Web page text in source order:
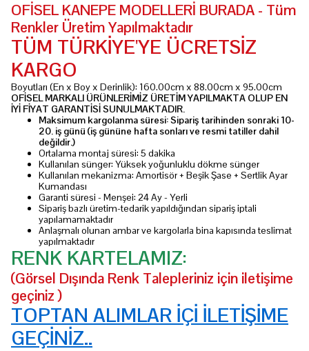
OFİSEL KANEPE MODELLERİ BURADA - Tüm
Renkler Üretim Yapılmaktadır
TÜM TÜRKİYE'YE ÜCRETSİZ
KARGO
Boyutları (En x Boy x Derinlik): 160.00cm x 88.00cm x 95.00cm
OFİSEL MARKALI ÜRÜNLERİMİZ ÜRETİM YAPILMAKTA OLUP EN
İYİ FİYAT GARANTİSİ SUNULMAKTADIR.
Maksimum kargolanma süresi: Sipariş tarihinden sonraki 10-
20. iş günü (iş gününe hafta sonları ve resmi tatiller dahil
değildir.)
Ortalama montaj süresi: 5 dakika
Kullanılan sünger: Yüksek yoğunluklu dökme sünger
Kullanılan mekanizma: Amortisör + Beşik Şase + Sertlik Ayar
Kumandası
Garanti süresi - Menşei: 24 Ay - Yerli
Sipariş bazlı üretim-tedarik yapıldığından sipariş iptali
yapılamamaktadır
Anlaşmalı olunan ambar ve kargolarla bina kapısında teslimat
yapılmaktadır
RENK KARTELAMIZ:
(Görsel Dışında Renk Talepleriniz için iletişime
geçiniz )
TOPTAN ALIMLAR İÇİ İLETİŞİME
GEÇİNİZ..